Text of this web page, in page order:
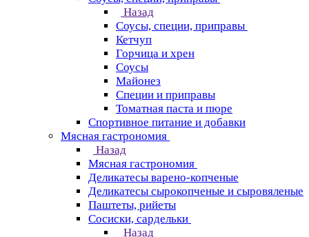
Назад
Соусы, специи, приправы
Кетчуп
Горчица и хрен
Соусы
Майонез
Специи и приправы
Томатная паста и пюре
Спортивное питание и добавки
Мясная гастрономия
Назад
Мясная гастрономия
Деликатесы варено-копченые
Деликатесы сырокопченые и сыровяленые
Паштеты, рийеты
Сосиски, сардельки
Назад